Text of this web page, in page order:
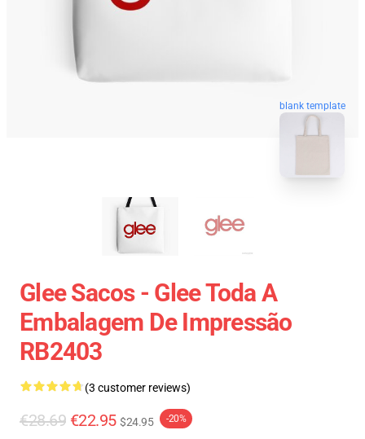
blank template
Glee Sacos - Glee Toda A
Embalagem De Impressão
RB2403
(3 customer reviews)
€28.69 €22.95 $24.95 -20%